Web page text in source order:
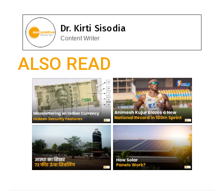
b
o
o
k
s
A
p
e
gr
a
m
Dr. Kirti Sisodia
Content Writer
ALSO READ